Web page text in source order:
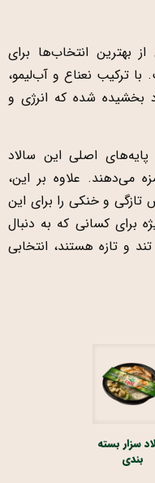
بهترین انتخاب‌ها برای
ترکیب نعناع و آب‌لیمو،
بخشیده شده که انرژی و
اصلی این سالاد
علاوه بر این،
تازگی و خنکی را برای این
برای کسانی که به دنبال
و تازه هستند، انتخابی
سزار بسته
بندی